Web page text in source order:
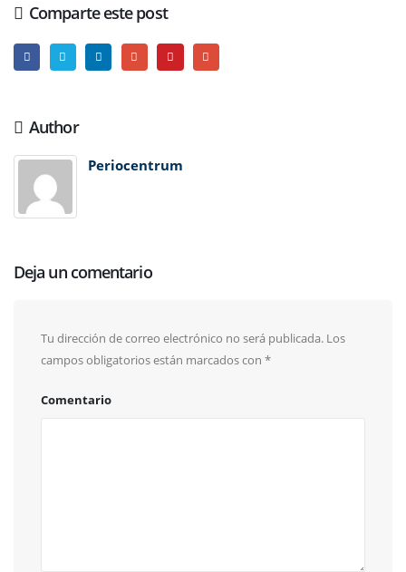
Comparte este post
Author
Periocentrum
Deja un comentario
Tu dirección de correo electrónico no será publicada. Los
campos obligatorios están marcados con *
Comentario